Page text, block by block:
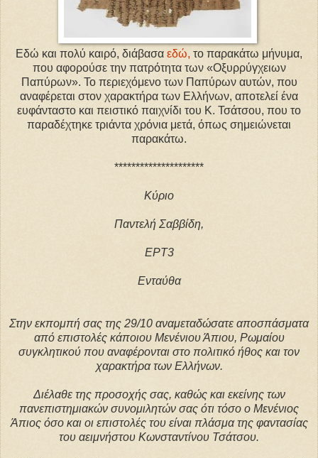
Εδώ και πολύ καιρό, διάβασα εδώ, το παρακάτω μήνυμα,
που αφορούσε την πατρότητα των «Οξυρρύγχειων
Παπύρων». Το περιεχόμενο των Παπύρων αυτών, που
αναφέρεται στον χαρακτήρα των Ελλήνων, αποτελεί ένα
ευφάνταστο και πειστικό παιχνίδι του Κ. Τσάτσου, που το
παραδέχτηκε τριάντα χρόνια μετά, όπως σημειώνεται
παρακάτω.
*********************
Κύριο
Παντελή Σαββίδη,
EΡΤ3
Ενταύθα
Στην εκπομπή σας της 29/10 αναμεταδώσατε αποσπάσματα
από επιστολές κάποιου Μενένιου Άπιου, Ρωμαίου
συγκλητικού που αναφέρονται στο πολιτικό ήθος και τον
χαρακτήρα των Ελλήνων.
Διέλαθε της προσοχής σας, καθώς και εκείνης των
πανεπιστημιακών συνομιλητών σας ότι τόσο ο Μενένιος
Άπιος όσο και οι επιστολές του είναι πλάσμα της φαντασίας
του αειμνήστου Κωνσταντίνου Τσάτσου.